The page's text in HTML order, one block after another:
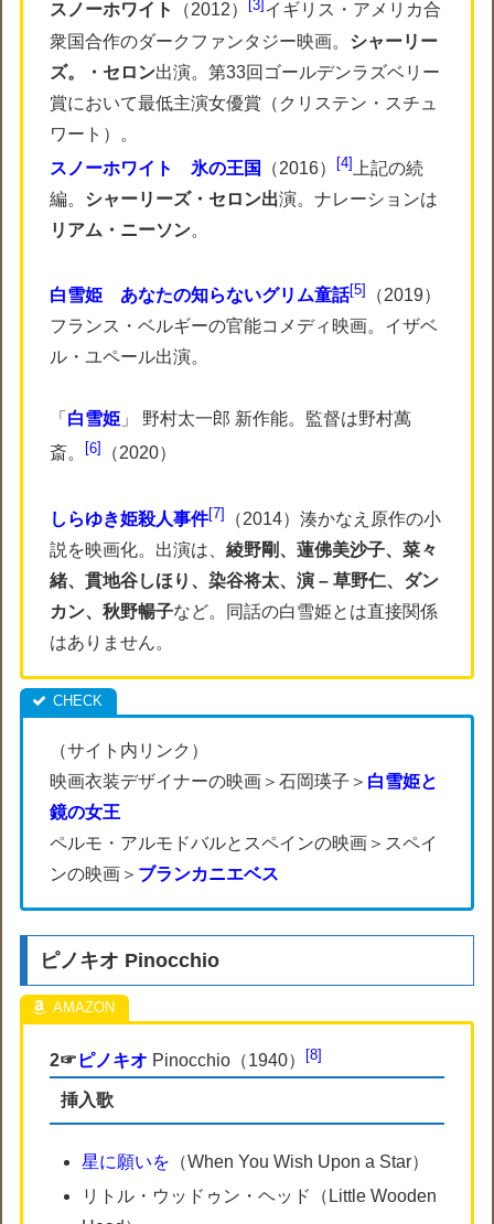
スノーホワイト （2012） 3 イギリス・アメリカ合
衆国合作のダークファンタジー映画。 シャーリー
ズ。・セロン出演。第33回ゴールデンラズベリー
賞において最低主演女優賞（クリステン・スチュ
ワート）。
スノーホワイト 氷の王国
（2016） 4
上記の続
編。 シャーリーズ・セロン出演。ナレーションは
リアム・ニーソン。
白雪姫 あなたの知らないグリム童話 5
（2019）
フランス・ベルギーの官能コメディ映画。イザベ
ル・ユペール出演。
「 白雪姫 」 野村太一郎 新作能。監督は野村萬
斎。
6 （2020）
しらゆき姫殺人事件 7
（2014）湊かなえ原作の小
説を映画化。出演は、綾野剛、蓮佛美沙子、菜々
緒、貫地谷しほり、染谷将太、演 – 草野仁、ダン
カン、秋野暢子など。同話の白雪姫とは直接関係
はありません。
（サイト内リンク）
映画衣装デザイナーの映画＞石岡瑛子＞ 白雪姫と
鏡の女王
ペルモ・アルモドバルとスペインの映画＞スペイ
ンの映画＞ ブランカニエベス
ピノキオ Pinocchio
2☞ ピノキオ Pinocchio（1940） 8
挿入歌
星に願いを （When You Wish Upon a Star）
リトル・ウッドゥン・ヘッド（Little Wooden